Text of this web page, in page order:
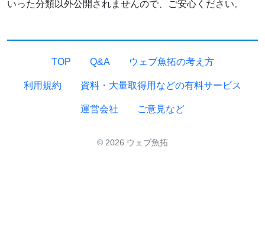
いった分類以外公開されませんので、ご安心ください。
TOP Q&A ウェブ魚拓の考え方
利用規約 資料・大量取得用などの有料サービス
運営会社 ご意見など
© 2026 ウェブ魚拓